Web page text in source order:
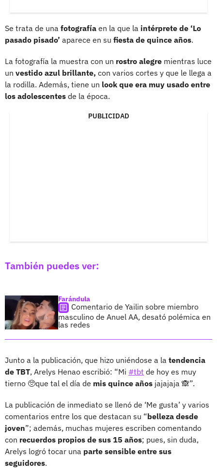
Se trata de una fotografía en la que la intérprete de ‘Lo
pasado pisado’ aparece en su fiesta de quince años.
La fotografía la muestra con un rostro alegre mientras luce
un vestido azul brillante, con varios cortes y que le llega a
la rodilla. Además, tiene un look que era muy usado entre
los adolescentes de la época.
PUBLICIDAD
También puedes ver:
Farándula
Comentario de Yailin sobre miembro
masculino de Anuel AA, desató polémica en
las redes
Junto a la publicación, que hizo uniéndose a la tendencia
de TBT, Arelys Henao escribió: “Mi #tbt de hoy es muy
tierno 🥺que tal el día de mis quince años jajajaja 🙈”.
La publicación de inmediato se llenó de ‘Me gusta’ y varios
comentarios entre los que destacan su “belleza desde
joven”; además, muchas mujeres escriben comentando
con recuerdos propios de sus 15 años; pues, sin duda,
Arelys logró tocar una parte sensible entre sus
seguidores.